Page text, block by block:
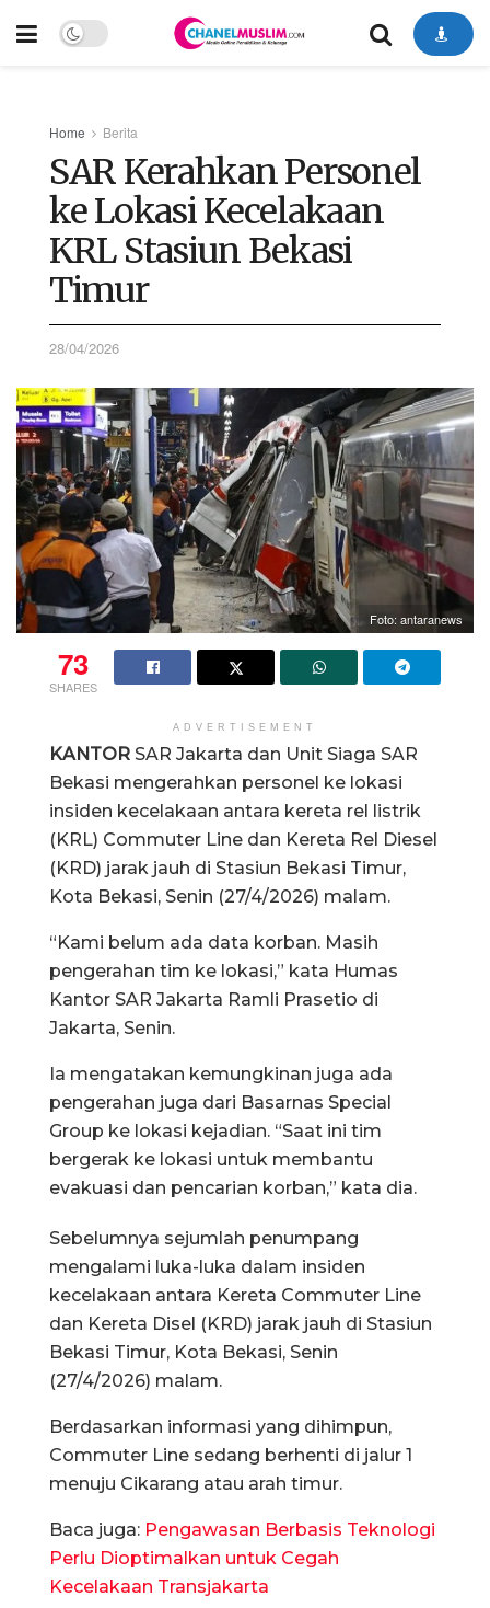
Home Berita
SAR Kerahkan Personel
ke Lokasi Kecelakaan
KRL Stasiun Bekasi
Timur
28/04/2026
Foto: antaranews
73
SHARES
ADVERTISEMENT
KANTOR SAR Jakarta dan Unit Siaga SAR
Bekasi mengerahkan personel ke lokasi
insiden kecelakaan antara kereta rel listrik
(KRL) Commuter Line dan Kereta Rel Diesel
(KRD) jarak jauh di Stasiun Bekasi Timur,
Kota Bekasi, Senin (27/4/2026) malam.
“Kami belum ada data korban. Masih
pengerahan tim ke lokasi,” kata Humas
Kantor SAR Jakarta Ramli Prasetio di
Jakarta, Senin.
Ia mengatakan kemungkinan juga ada
pengerahan juga dari Basarnas Special
Group ke lokasi kejadian. “Saat ini tim
bergerak ke lokasi untuk membantu
evakuasi dan pencarian korban,” kata dia.
Sebelumnya sejumlah penumpang
mengalami luka-luka dalam insiden
kecelakaan antara Kereta Commuter Line
dan Kereta Disel (KRD) jarak jauh di Stasiun
Bekasi Timur, Kota Bekasi, Senin
(27/4/2026) malam.
Berdasarkan informasi yang dihimpun,
Commuter Line sedang berhenti di jalur 1
menuju Cikarang atau arah timur.
Baca juga: Pengawasan Berbasis Teknologi
Perlu Dioptimalkan untuk Cegah
Kecelakaan Transjakarta